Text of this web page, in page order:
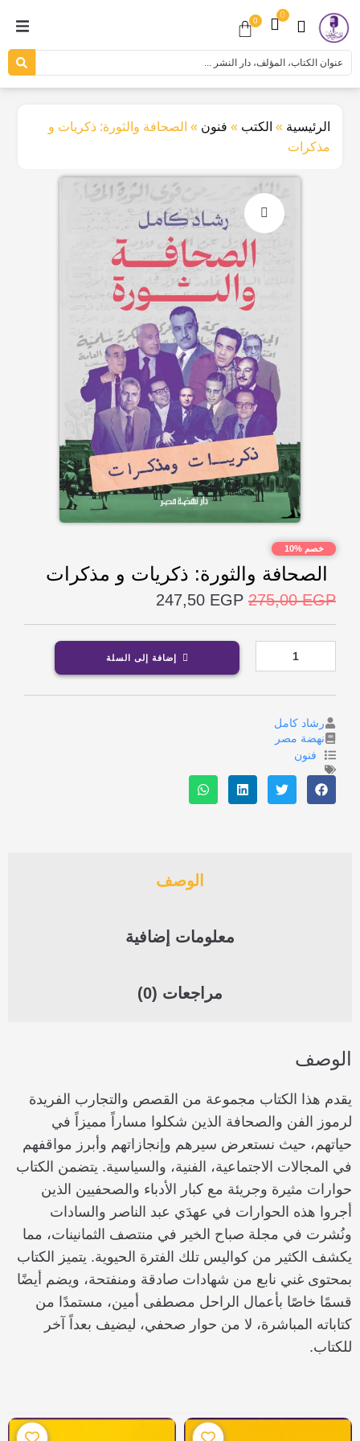
0
0
الرئيسية » الكتب » فنون » الصحافة والثورة: ذكريات و
مذكرات
خصم %10
الصحافة والثورة: ذكريات و مذكرات
275,00EGP
247,50 EGP
إضافة إلى السلة
رشاد كامل
نهضة مصر
فنون
الوصف
معلومات إضافية
مراجعات (0)
الوصف
يقدم هذا الكتاب مجموعة من القصص والتجارب الفريدة
لرموز الفن والصحافة الذين شكلوا مساراً مميزاً في
حياتهم، حيث نستعرض سيرهم وإنجازاتهم وأبرز مواقفهم
في المجالات الاجتماعية، الفنية، والسياسية. يتضمن الكتاب
حوارات مثيرة وجريئة مع كبار الأدباء والصحفيين الذين
أجروا هذه الحوارات في عهدَي عبد الناصر والسادات
ونُشرت في مجلة صباح الخير في منتصف الثمانينات، مما
يكشف الكثير من كواليس تلك الفترة الحيوية. يتميز الكتاب
بمحتوى غني نابع من شهادات صادقة ومنفتحة، ويضم أيضًا
قسمًا خاصًا بأعمال الراحل مصطفى أمين، مستمدًا من
كتاباته المباشرة، لا من حوار صحفي، ليضيف بعداً آخر
للكتاب.